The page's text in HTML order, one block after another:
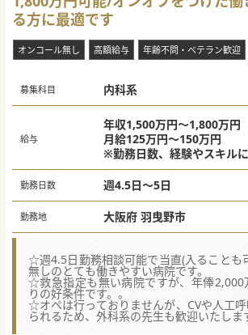
る方に最適です
オンコール無し 高額給与 年齢不問・ベテラン歓迎
募集科目 内科系
給与
年収1,500万円～1,800万円
月給125万円～150万円
※勤務日数、経験やスキル
勤務日数 週4.5日～5日
勤務地 大阪府 羽曳野市
☆週4.5日勤務相談可能で当直(入ることも
無しのとても働きやすい病院です。
☆救急指定も無い病院ですが、年俸2,000
りの好条件です。。
☆オペは行っておりませんが、CVや人工
られるため、外科系の先生も歓迎いたしま